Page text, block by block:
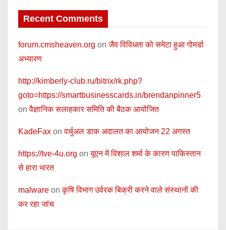
Recent Comments
forum.cmsheaven.org onजैव विविधता को समेटा हुआ गोमर्डा
अभ्यारण
http://kimberly-club.ru/bitrix/rk.php?
goto=https://smartbusinesscards.in/brendanpinner5
onवैज्ञानिक सलाहकार समिति की बैठक आयोजित
KadeFax onवर्चुअल डाक अदालत का आयोजन 22 अगस्त
https://tve-4u.org onयूएन में विशाल शर्मा के कारण पाकिस्तान
से हारा भारत
malware onकृषि विभाग उर्वरक बिक्री करने वाले संस्थानों की
कर रहा जांच